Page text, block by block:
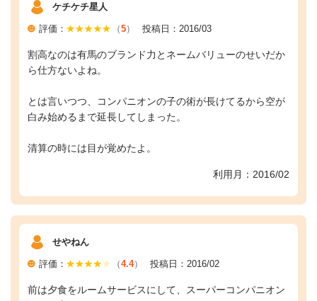
ケチケチ星人
評価： （5） 投稿日：2016/03
割高なのは有馬のブランド力とネームバリューのせいだか
ら仕方ないよね。
とは言いつつ、コンパニオンの子の術が長けてるから空が
白み始めるまで延長してしまった。
清算の時には目が覚めたよ。
利用月：2016/02
せやねん
評価： （4.4） 投稿日：2016/02
前は夕食をルームサービスにして、スーパーコンパニオン